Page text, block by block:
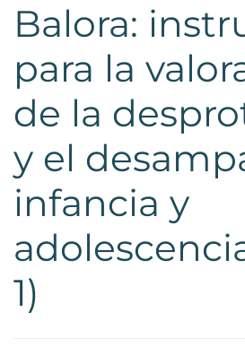
Balora:
para la
de la
y el
infancia y
1)